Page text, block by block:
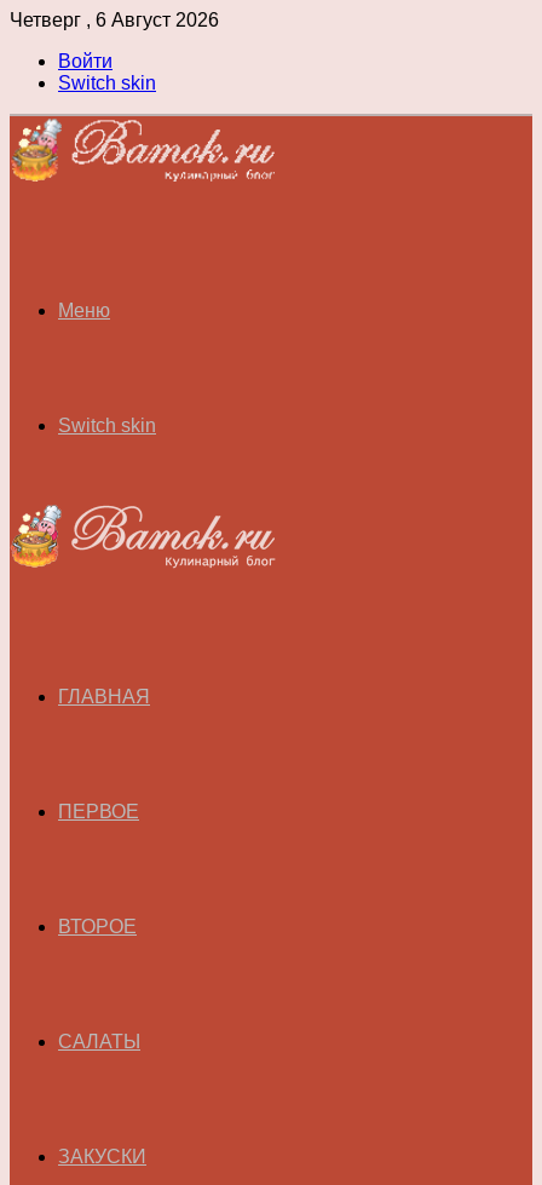
Четверг , 6 Август 2026
Войти
Switch skin
Меню
Switch skin
ГЛАВНАЯ
ПЕРВОЕ
ВТОРОЕ
САЛАТЫ
ЗАКУСКИ